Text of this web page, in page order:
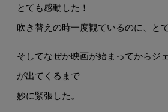
とても感動した！
吹き替えの時一度観ているのに、と
そしてなぜか映画が始まってからジ
が出てくるまで
妙に緊張した。